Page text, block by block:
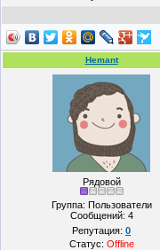
Hemant
Рядовой
Группа: Пользователи
Сообщений: 4
Репутация: 0
Статус: Offline